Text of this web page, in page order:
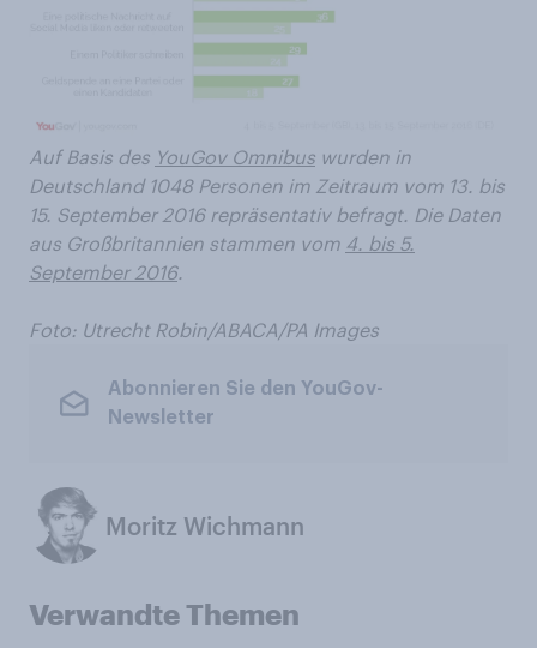
Auf Basis des YouGov Omnibus wurden in
Deutschland 1048 Personen im Zeitraum vom 13. bis
15. September 2016 repräsentativ befragt. Die Daten
aus Großbritannien stammen vom 4. bis 5.
September 2016.
Foto: Utrecht Robin/ABACA/PA Images
Abonnieren Sie den YouGov-
Newsletter
Moritz Wichmann
Verwandte Themen